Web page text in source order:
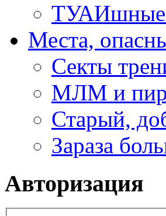
ТУАИшные
Места,
Секты
МЛМ и
Старый,
Зараза
Авторизация